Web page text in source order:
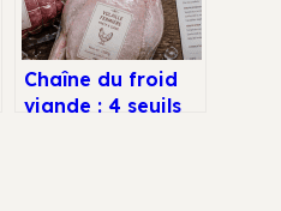
Chaîne du froid
viande : 4 seuils